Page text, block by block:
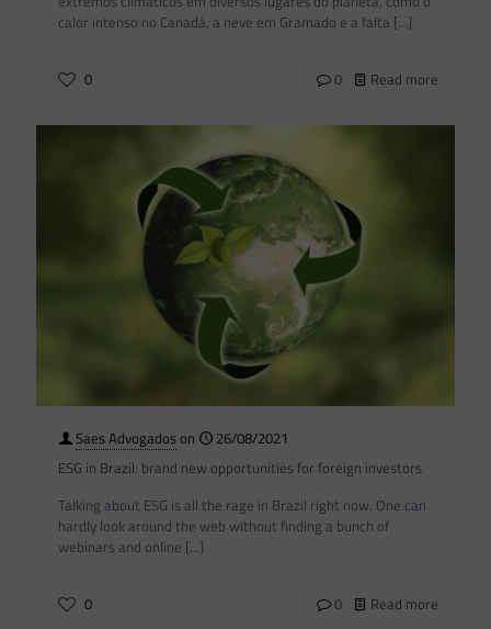
calor intenso no Canadá, a neve em Gramado e a falta […]
0 0 Read more
Saes Advogadoson
26/08/2021
ESG in Brazil: brand new opportunities for foreign investors
Talking about ESG is all the rage in Brazil right now. One can
hardly look around the web without finding a bunch of
webinars and online […]
0 0 Read more